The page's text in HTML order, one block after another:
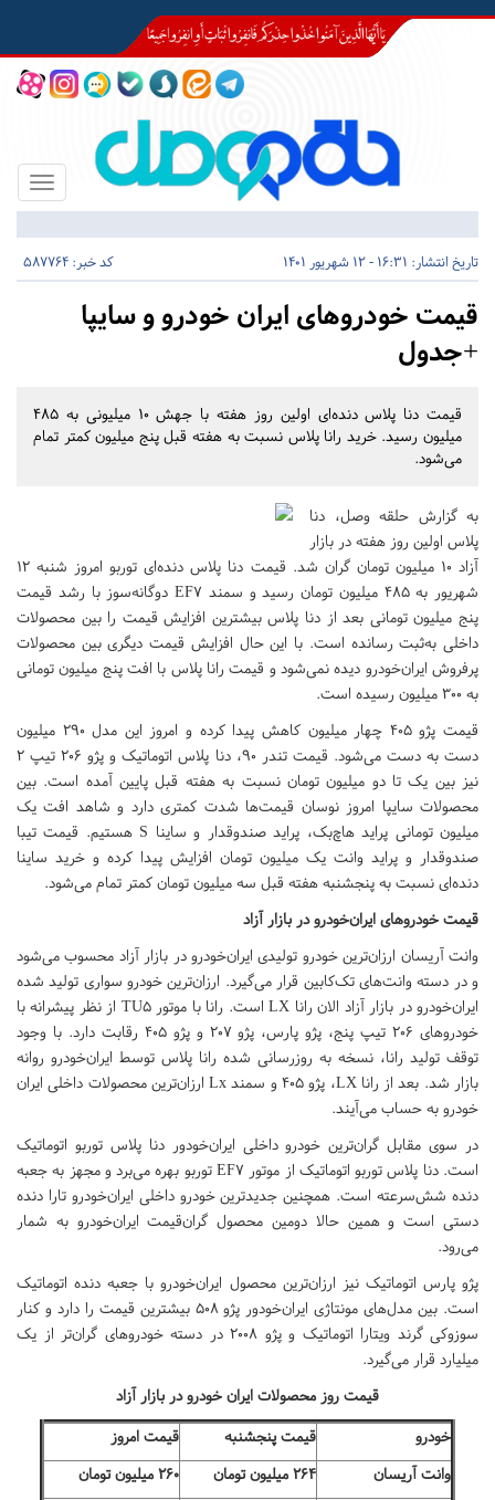
Toggle
تاریخ انتشار: 16:31 - 12 شهریور 1401 کد خبر: 587764
قیمت خودروهای ایران خودرو و سایپا
+جدول
قیمت دنا پلاس دنده‌ای اولین روز هفته با جهش ۱۰ میلیونی به ۴۸۵
میلیون رسید. خرید رانا پلاس نسبت به هفته قبل پنج میلیون کمتر تمام
می‌شود.
به گزارش حلقه وصل، دنا
پلاس اولین روز هفته در بازار
آزاد ۱۰ میلیون تومان گران شد. قیمت دنا پلاس دنده‌ای توربو امروز شنبه ۱۲
شهریور به ۴۸۵ میلیون تومان رسید و سمند EF۷ دوگانه‌سوز با رشد قیمت
پنج میلیون تومانی بعد از دنا پلاس بیشترین افزایش قیمت را بین محصولات
داخلی به‌ثبت رسانده است. با این حال افزایش قیمت دیگری بین محصولات
پرفروش ایران‌خودرو دیده نمی‌شود و قیمت رانا پلاس با افت پنج میلیون تومانی
به ۳۰۰ میلیون رسیده است.
قیمت پژو ۴۰۵ چهار میلیون کاهش پیدا کرده و امروز این مدل ۲۹۰ میلیون
دست به دست می‌شود. قیمت تندر ۹۰، دنا پلاس اتوماتیک و پژو ۲۰۶ تیپ ۲
نیز بین یک تا دو میلیون تومان نسبت به هفته قبل پایین آمده است. بین
محصولات سایپا امروز نوسان قیمت‌ها شدت کمتری دارد و شاهد افت یک
میلیون تومانی پراید هاچ‌بک، پراید صندوقدار و ساینا S هستیم. قیمت تیبا
صندوقدار و پراید وانت یک میلیون تومان افزایش پیدا کرده و خرید ساینا
دنده‌ای نسبت به پنجشنبه هفته قبل سه میلیون تومان کمتر تمام می‌شود.
قیمت خودروهای ایران‌خودرو در بازار آزاد
وانت آریسان ارزان‌ترین خودرو تولیدی ایران‌خودرو در بازار آزاد محسوب می‌شود
و در دسته وانت‌های تک‌کابین قرار می‌گیرد. ارزان‌ترین خودرو سواری تولید شده
ایران‌خودرو در بازار آزاد الان رانا LX است. رانا با موتور TU۵ از نظر پیشرانه با
خودروهای ۲۰۶ تیپ پنج، پژو پارس، پژو ۲۰۷ و پژو ۴۰۵ رقابت دارد. با وجود
توقف تولید رانا، نسخه به روزرسانی شده رانا پلاس توسط ایران‌خودرو روانه
بازار شد. بعد از رانا LX، پژو ۴۰۵ و سمند Lx ارزان‌ترین محصولات داخلی ایران
خودرو به حساب می‌آیند.
در سوی مقابل گران‌ترین خودرو داخلی ایران‌خودور دنا پلاس توربو اتوماتیک
است. دنا پلاس توربو اتوماتیک از موتور EF۷ توربو بهره می‌برد و مجهز به جعبه
دنده شش‌سرعته است. همچنین جدیدترین خودرو داخلی ایران‌خودرو تارا دنده
دستی است و همین حالا دومین محصول گران‌قیمت ایران‌خودرو به شمار
می‌رود.
پژو پارس اتوماتیک نیز ارزان‌ترین محصول ایران‌خودرو با جعبه دنده اتوماتیک
است. بین مدل‌های مونتاژی ایران‌خودور پژو ۵۰۸ بیشترین قیمت را دارد و کنار
سوزوکی گرند ویتارا اتوماتیک و پژو ۲۰۰۸ در دسته خودروهای گران‌تر از یک
میلیارد قرار می‌گیرد.
قیمت روز محصولات ایران خودرو در بازار آزاد
خودرو
قیمت پنجشنبه
قیمت امروز
وانت آریسان
۲۶۴ میلیون تومان
۲۶۰ میلیون تومان